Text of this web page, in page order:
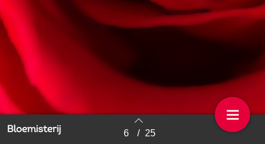
Back to index 6 / 25